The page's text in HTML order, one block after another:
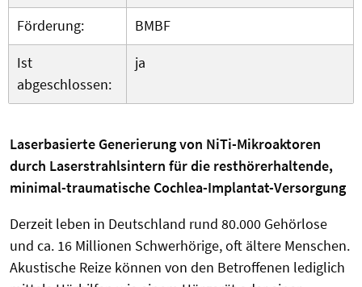
Förderung:
BMBF
Ist
abgeschlossen:
ja
Laserbasierte Generierung von NiTi-Mikroaktoren
durch Laserstrahlsintern für die resthörerhaltende,
minimal-traumatische Cochlea-Implantat-Versorgung
Derzeit leben in Deutschland rund 80.000 Gehörlose
und ca. 16 Millionen Schwerhörige, oft ältere Menschen.
Akustische Reize können von den Betroffenen lediglich